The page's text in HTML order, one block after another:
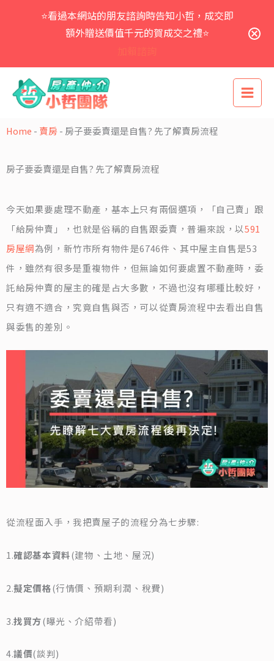
⭐看過本網站的朋友諮詢時告知小哲，成交即
額外贈送價值千元的賀成交之禮⭐
容
Home - 賣房- 房子要委賣還是自售? 先了解賣房流程
房子要委賣還是自售? 先了解賣房流程
今天如果要處理不動產，基本上只有兩個選項，「自己賣」跟
「給房仲賣」，也就是俗稱的自售跟委賣，普遍來說，以591
房屋網為例，新竹市所有物件是6746件、其中屋主自售是53
件，雖然有很多是重複物件，但無論如何要處置不動產時，委
託給房仲賣的屋主的確是占大多數，不過也沒有哪種比較好，
只有適不適合，究竟自售與否，可以從賣房流程中去看出自售
與委售的差別。
從流程面入手，我把賣屋子的流程分為七步驟:
1.確認基本資料(建物、土地、屋況)
2.擬定價格(行情價、預期利潤、稅費)
3.找買方(曝光、介紹帶看)
4.議價(談判)